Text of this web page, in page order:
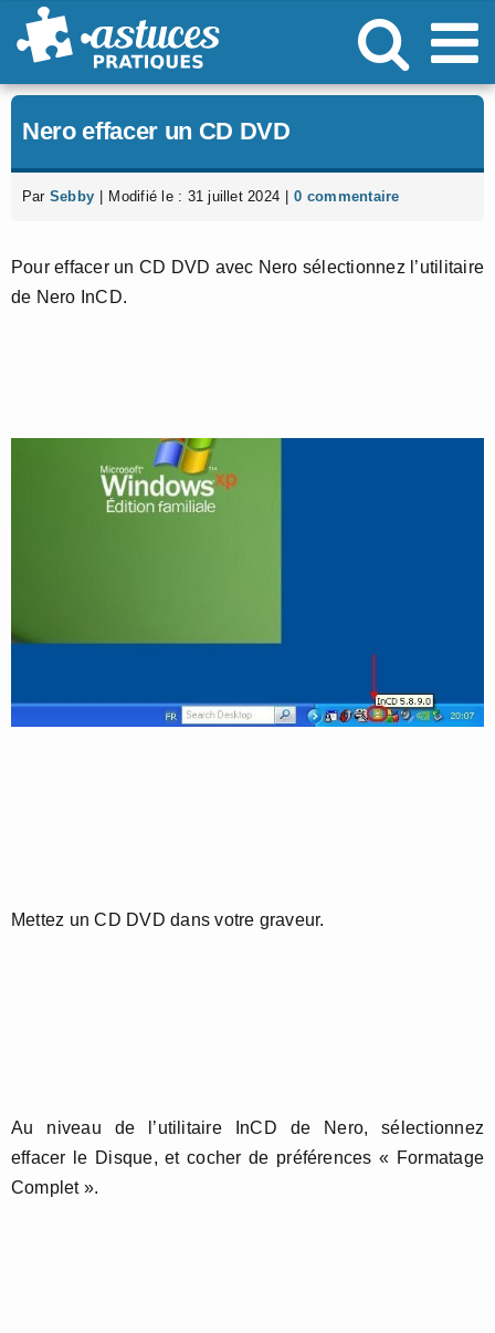
Passer
au
Nero effacer un CD DVD
Par Sebby Modifié le : 31 juillet 2024 0 commentaire
Pour effacer un CD DVD avec Nero sélectionnez l’utilitaire
de Nero InCD.
Mettez un CD DVD dans votre graveur.
Au niveau de l’utilitaire InCD de Nero, sélectionnez
effacer le Disque, et cocher de préférences « Formatage
Complet ».